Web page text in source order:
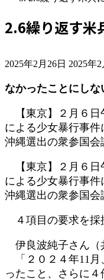
2.6繰り返す米
2025年2月26日 終
新
時
:
2025年2
なかったことにしな
【東京】２月６日
による少女暴行事
沖縄選出の衆参国会
【東京】２月６日
による少女暴行事
沖縄選出の衆参国会
４項目の要求を採
伊良波純子さん（
「２０２４年11月
ったこと、さらに